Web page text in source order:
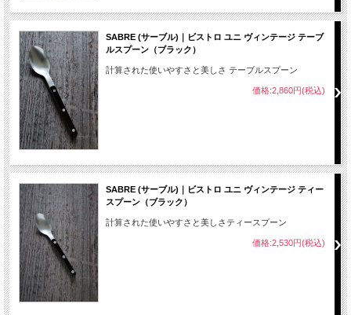
SABRE (サーブル)｜ビストロ ユニ ヴィンテージ テーブ
ルスプーン（ブラック）
計算された使いやすさと美しさ テーブルスプーン
価格:2,860円(税込)
SABRE (サーブル)｜ビストロ ユニ ヴィンテージ ティー
スプーン（ブラック）
計算された使いやすさと美しさティースプーン
価格:2,530円(税込)